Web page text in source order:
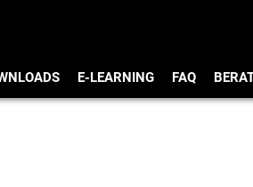
E-LEARNING FAQ